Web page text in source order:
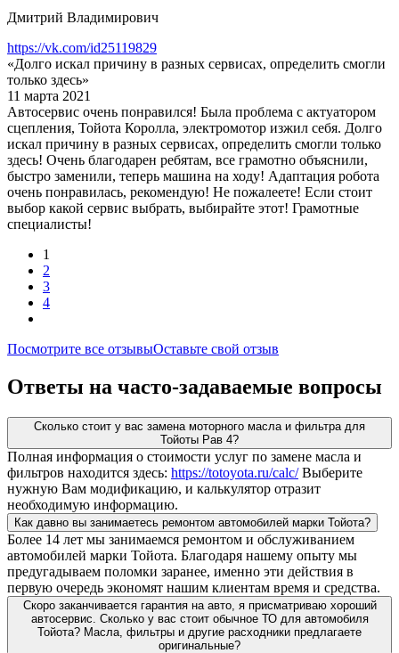
Дмитрий Владимирович
https://vk.com/id25119829
«Долго искал причину в разных сервисах, определить смогли
только здесь»
11 марта 2021
Автосервис очень понравился! Была проблема с актуатором
сцепления, Тойота Королла, электромотор изжил себя. Долго
искал причину в разных сервисах, определить смогли только
здесь! Очень благодарен ребятам, все грамотно объяснили,
быстро заменили, теперь машина на ходу! Адаптация робота
очень понравилась, рекомендую! Не пожалеете! Если стоит
выбор какой сервис выбрать, выбирайте этот! Грамотные
специалисты!
1
2
3
4
Посмотрите все отзывыОставьте свой отзыв
Ответы на часто-задаваемые вопросы
Сколько стоит у вас замена моторного масла и фильтра для
Тойоты Рав 4?
Полная информация о стоимости услуг по замене масла и
фильтров находится здесь: https://totoyota.ru/calc/Выберите
нужную Вам модификацию, и калькулятор отразит
необходимую информацию.
Как давно вы занимаетесь ремонтом автомобилей марки Тойота?
Более 14 лет мы занимаемся ремонтом и обслуживанием
автомобилей марки Тойота. Благодаря нашему опыту мы
предугадываем поломки заранее, именно эти действия в
первую очередь экономят нашим клиентам время и средства.
Скоро заканчивается гарантия на авто, я присматриваю хороший
автосервис. Сколько у вас стоит обычное ТО для автомобиля
Тойота? Масла, фильтры и другие расходники предлагаете
оригинальные?